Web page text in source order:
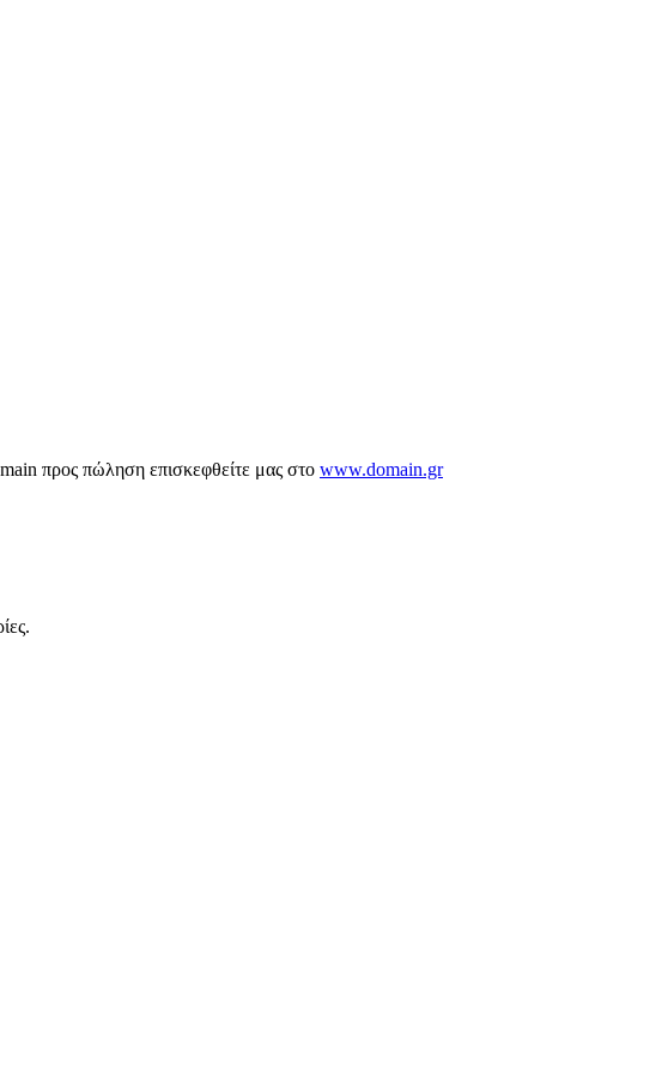
προς πώληση επισκεφθείτε μας στο www.domain.gr